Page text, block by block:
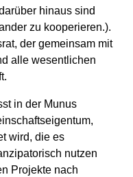
hinaus sind
zu kooperieren.).
der gemeinsam mit
alle wesentlichen
in der Munus
wird, die es
nutzen
Projekte nach